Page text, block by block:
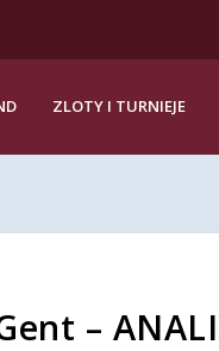
ZLOTY I TURNIEJE
–